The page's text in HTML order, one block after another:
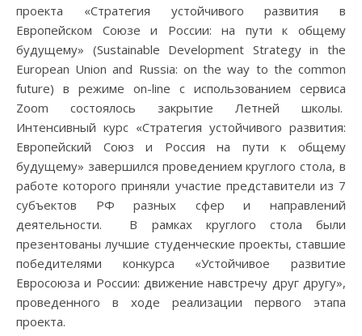
проекта «Стратегия устойчивого развития в
Европейском Союзе и России: на пути к общему
будущему» (Sustainable Development Strategy in the
European Union and Russia: on the way to the common
future) в режиме on-line с использованием сервиса
Zoom состоялось закрытие Летней школы.
Интенсивный курс «Стратегия устойчивого развития:
Европейский Союз и Россия на пути к общему
будущему» завершился проведением круглого стола, в
работе которого приняли участие представители из 7
субъектов РФ разных сфер и направлений
деятельности. В рамках круглого стола были
презентованы лучшие студенческие проекты, ставшие
победителями конкурса «Устойчивое развитие
Евросоюза и России: движение навстречу друг другу»,
проведенного в ходе реализации первого этапа
проекта.